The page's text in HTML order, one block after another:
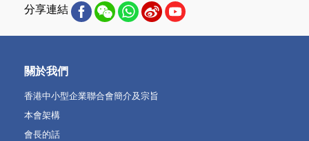
分享連結
關於我們
香港中小型企業聯合會簡介及宗旨
本會架構
會長的話